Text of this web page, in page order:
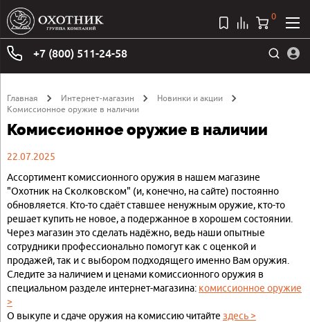
+7 (800) 511-24-58
0
Главная Интернет-магазин
Новинки и акции
Комиссионное оружие в наличии
Комиссионное оружие в наличии
22.07.2025
Ассортимент комиссионного оружия в нашем магазине
"Охотник на Сколковском" (и, конечно, на сайте) постоянно
обновляется. Кто-то сдаёт ставшее ненужным оружие, кто-то
решает купить не новое, а подержанное в хорошем состоянии.
Через магазин это сделать надёжно, ведь наши опытные
сотрудники профессионально помогут как с оценкой и
продажей, так и с выбором подходящего именно Вам оружия.
Следите за наличием и ценами комиссионного оружия в
специальном разделе интернет-магазина: комиссионное оружие
>
О выкупе и сдаче оружия на комиссию читайте здесь >